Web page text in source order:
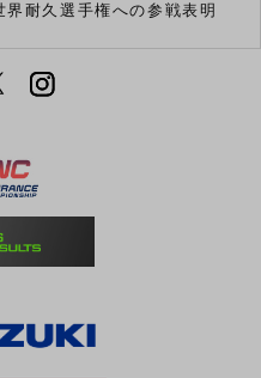
耐久選手権への参戦表明